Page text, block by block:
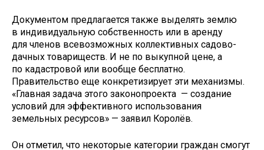
Документом предлагается также выделять землю
в индивидуальную собственность или в аренду
для членов всевозможных коллективных садово-
дачных товариществ. И не по выкупной цене, а
по кадастровой или вообще бесплатно.
Правительство еще конкретизирует эти механизмы.
«Главная задача этого законопроекта — создание
условий для эффективного использования
земельных ресурсов» — заявил Королёв.
Он отметил, что некоторые категории граждан смогут